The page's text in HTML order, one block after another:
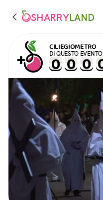
SHARRYLAND
CILIEGIOMETRO
DI QUESTO EVENTO